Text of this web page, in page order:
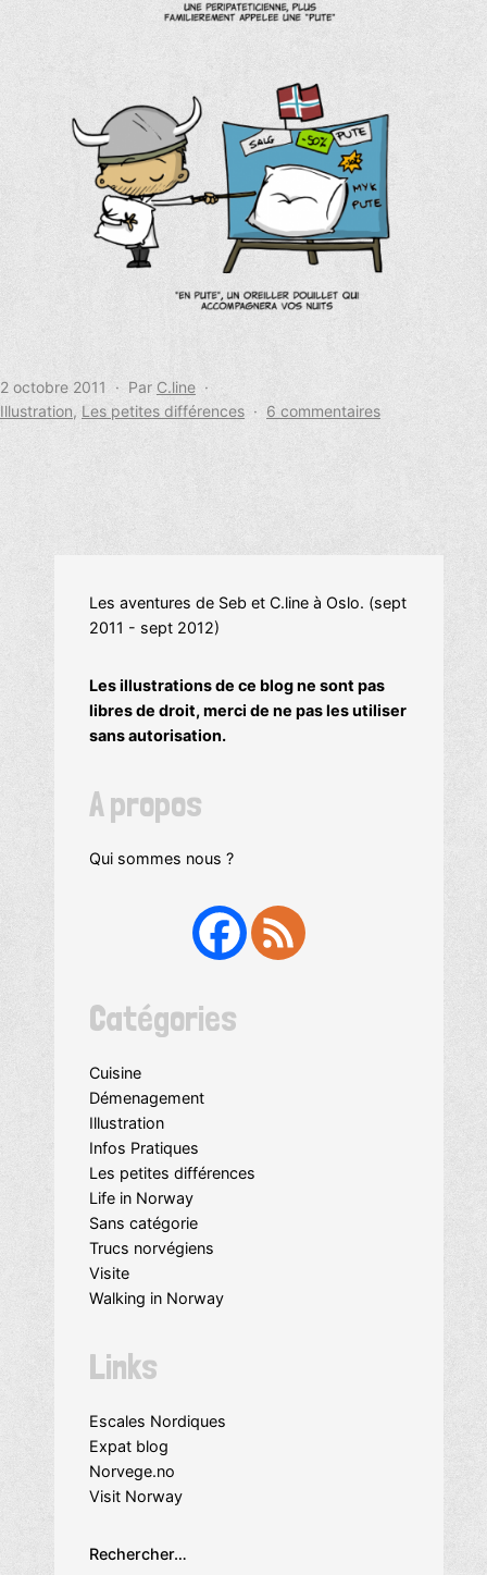
Publié
le
2 octobre 2011 Par C.line
Catégorisé
Illustration, Les petites différences 6 commentairessur
différences
Les aventures de Seb et C.line à Oslo. (sept
2011 - sept 2012)
Les illustrations de ce blog ne sont pas
libres de droit, merci de ne pas les utiliser
sans autorisation.
A propos
Qui sommes nous ?
Catégories
Cuisine
Démenagement
Illustration
Infos Pratiques
Les petites différences
Life in Norway
Sans catégorie
Trucs norvégiens
Visite
Walking in Norway
Links
Escales Nordiques
Expat blog
Norvege.no
Visit Norway
Rechercher…